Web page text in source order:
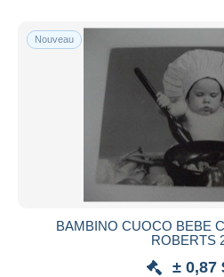
Uniquement en réduction
Livraison gratuite
Méthodes de paiement
PayPal
Virement bancaire
Visa
Mastercard
iDeal
Nouveau
BAMBINO CUOCO BEBE
ROBERTS
± 0,87